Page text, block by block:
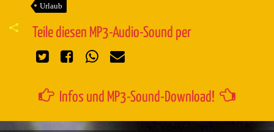
Urlaub
Teile diesen MP3-Audio-Sound per
Infos und MP3-Sound-Download!